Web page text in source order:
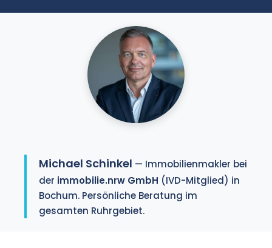
Michael Schinkel — Immobilienmakler bei
der immobilie.nrw GmbH (IVD-Mitglied) in
Bochum. Persönliche Beratung im
gesamten Ruhrgebiet.